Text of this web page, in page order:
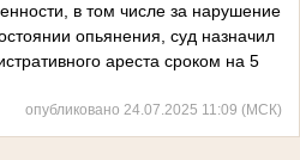
в том числе за нарушение
опьянения, суд назначил
ареста сроком на 5
опубликовано 24.07.2025 11:09 (МСК)